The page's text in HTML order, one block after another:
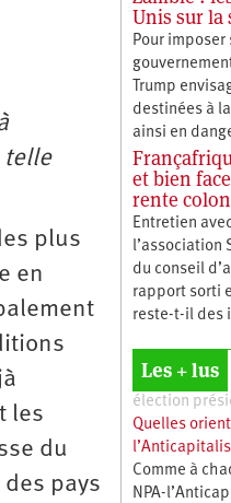
telle
plus
en
les
du
pays
Unis sur la
Pour imposer
Trump
destinées à
ainsi en
et bien
rente
Entretien
l’association
du conseil
rapport sorti
reste-t-il des
Les + lus
élection
Quelles
Comme à
NPA-